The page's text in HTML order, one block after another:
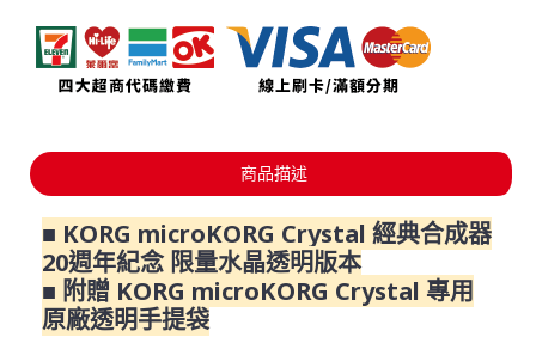
商品描述
■ KORG microKORG Crystal 經典合成器
20週年紀念 限量水晶透明版本
■ 附贈 KORG microKORG Crystal 專用
原廠透明手提袋